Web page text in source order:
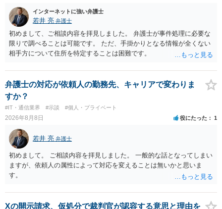
インターネットに強い弁護士
若井 亮 弁護士
初めまして、ご相談内容を拝見しました。 弁護士が事件処理に必要な
限りで調べることは可能です。 ただ、手掛かりとなる情報が全くない
相手方について住所を特定することは困難です。
弁護士の対応が依頼人の勤務先、キャリアで変わりま
すか？
#IT・通信業界 #示談 #個人・プライベート
2026年8月8日 役にたった 1
若井 亮 弁護士
初めまして。 ご相談内容を拝見しました。 一般的な話となってしまい
ますが、依頼人の属性によって対応を変えることは無いかと思いま
す。
Xの開示請求、仮処分で裁判官が認容する意思と理由を